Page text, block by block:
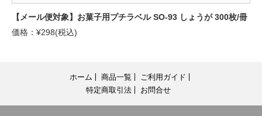
【メール便対象】お菓子用プチラベル SO-93 しょうが 300枚/冊
価格：¥298(税込)
ホーム 商品一覧
ご利用ガイド
特定商取引法
お問合せ